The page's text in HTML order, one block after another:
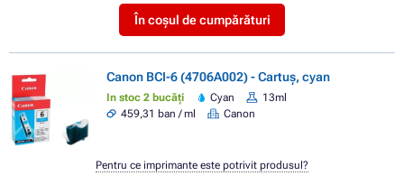
În coșul de cumpărături
Canon BCI-6 (4706A002) - Cartuș, cyan
In stoc 2 bucăți Cyan
13ml
459,31 ban / ml
Canon
Pentru ce imprimante este potrivit produsul?